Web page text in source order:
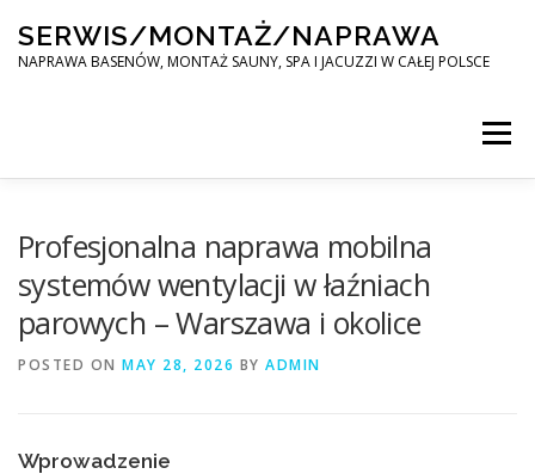
content
SERWIS/MONTAŻ/NAPRAWA
NAPRAWA BASENÓW, MONTAŻ SAUNY, SPA I JACUZZI W CAŁEJ POLSCE
Menu
MONTAŻ SAUNY, SPA, JACUZI W CAŁEJ POLSCE
Profesjonalna naprawa mobilna
systemów wentylacji w łaźniach
parowych – Warszawa i okolice
POSTED ON MAY 28, 2026 BY ADMIN
Wprowadzenie